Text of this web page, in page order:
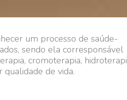
um processo de saúde-
sendo ela corresponsável
cromoterapia,
de vida.